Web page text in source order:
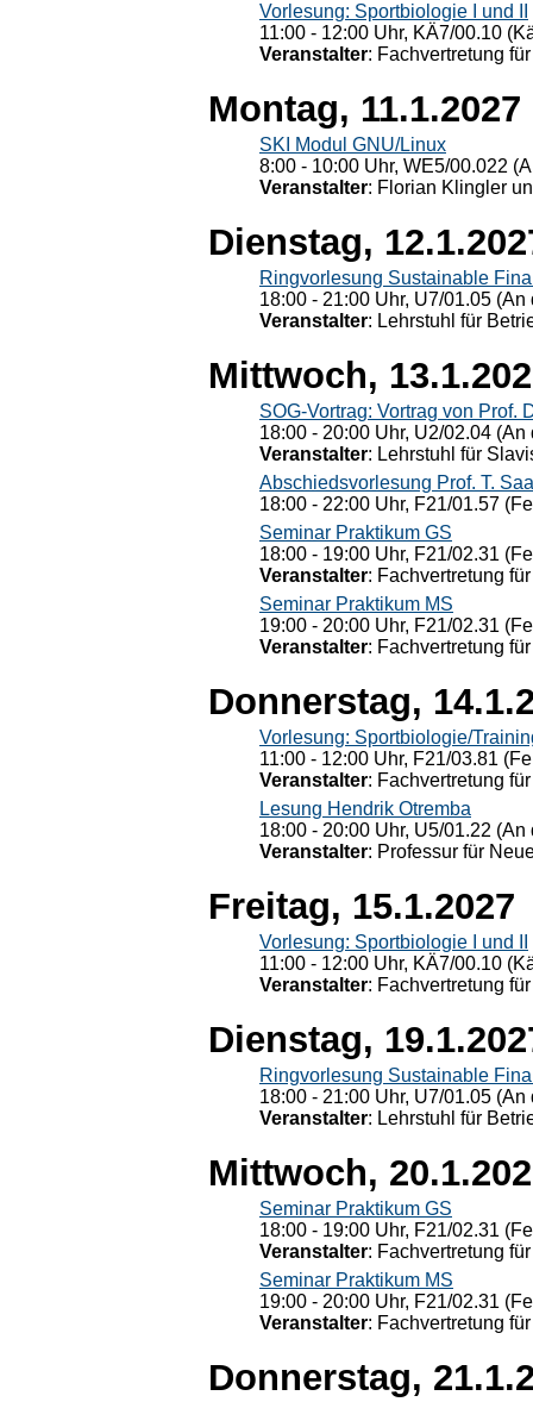
Vorlesung: Sportbiologie I und II
11:00 - 12:00 Uhr, KÄ7/00.10
Veranstalter: Fachvertretung
Montag, 11.1.2027
SKI Modul GNU/Linux
8:00 - 10:00 Uhr, WE5/00.022
Veranstalter: Florian Klingler
Dienstag,
Ringvorlesung Sustainable
18:00 - 21:00 Uhr, U7/01.05
Veranstalter: Lehrstuhl für
Mittwoch,
SOG-Vortrag: Vortrag von Prof.
18:00 - 20:00 Uhr, U2/02.04
Veranstalter: Lehrstuhl für
Abschiedsvorlesung Prof. T.
18:00 - 22:00 Uhr, F21/01.57
Seminar Praktikum GS
18:00 - 19:00 Uhr, F21/02.31
Veranstalter: Fachvertretung
Seminar Praktikum MS
19:00 - 20:00 Uhr, F21/02.31
Veranstalter: Fachvertretung
Donnerstag,
Vorlesung: Sportbiologie/
11:00 - 12:00 Uhr, F21/03.81
Veranstalter: Fachvertretung
Lesung Hendrik Otremba
18:00 - 20:00 Uhr, U5/01.22
Veranstalter: Professur für
Freitag, 15.1.2027
Vorlesung: Sportbiologie I und II
11:00 - 12:00 Uhr, KÄ7/00.10
Veranstalter: Fachvertretung
Dienstag,
Ringvorlesung Sustainable
18:00 - 21:00 Uhr, U7/01.05
Veranstalter: Lehrstuhl für
Mittwoch,
Seminar Praktikum GS
18:00 - 19:00 Uhr, F21/02.31
Veranstalter: Fachvertretung
Seminar Praktikum MS
19:00 - 20:00 Uhr, F21/02.31
Veranstalter: Fachvertretung
Donnerstag,